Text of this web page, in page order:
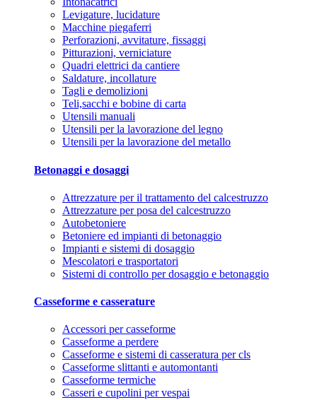
Levigature, lucidature
Macchine piegaferri
Perforazioni, avvitature, fissaggi
Pitturazioni, verniciature
Quadri elettrici da cantiere
Saldature, incollature
Tagli e demolizioni
Teli,sacchi e bobine di carta
Utensili manuali
Utensili per la lavorazione del legno
Utensili per la lavorazione del metallo
Betonaggi e dosaggi
Attrezzature per il trattamento del calcestruzzo
Attrezzature per posa del calcestruzzo
Autobetoniere
Betoniere ed impianti di betonaggio
Impianti e sistemi di dosaggio
Mescolatori e trasportatori
Sistemi di controllo per dosaggio e betonaggio
Casseforme e casserature
Accessori per casseforme
Casseforme a perdere
Casseforme e sistemi di casseratura per cls
Casseforme slittanti e automontanti
Casseforme termiche
Casseri e cupolini per vespai